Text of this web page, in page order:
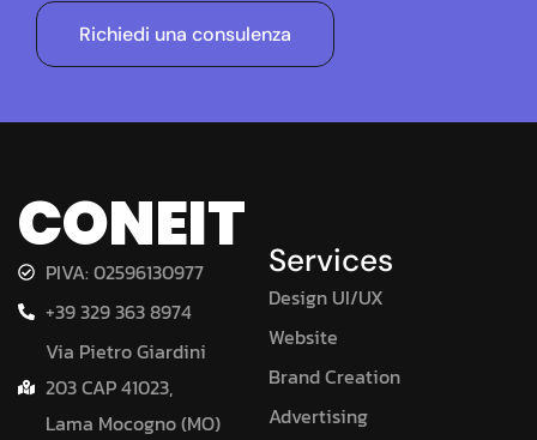
Richiedi una consulenza
CONEIT
PIVA: 02596130977
+39 329 363 8974
Via Pietro Giardini
203 CAP 41023,
Lama Mocogno (MO)
Services
Design UI/UX
Website
Brand Creation
Advertising